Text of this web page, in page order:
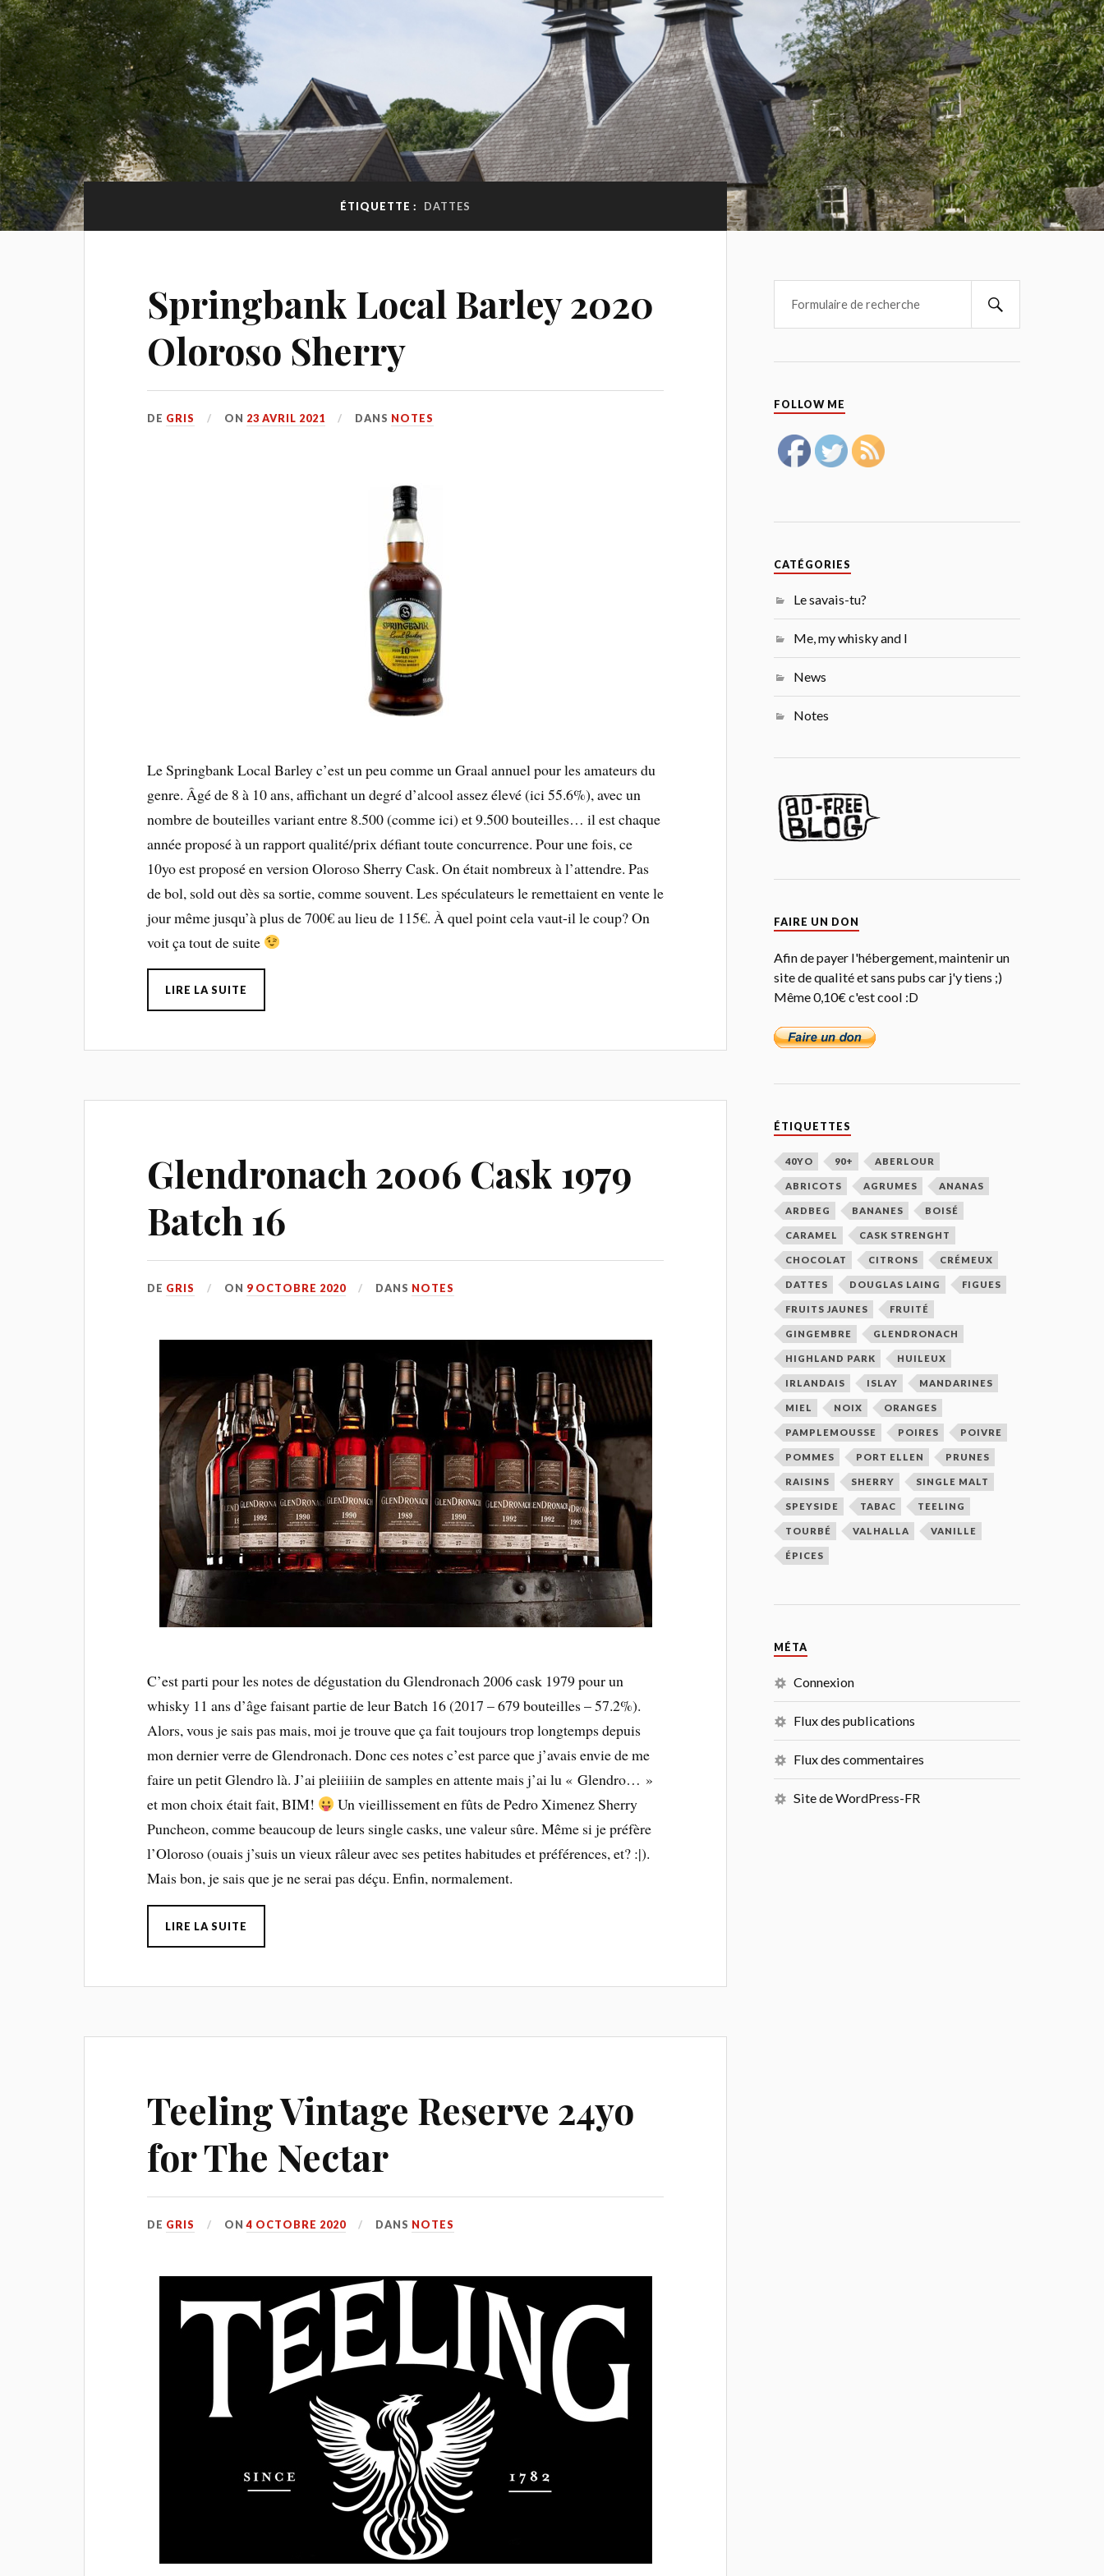
ÉTIQUETTE : DATTES
Springbank Local Barley 2020
Oloroso Sherry
DE GRIS ON 23 AVRIL 2021 DANS NOTES
Le Springbank Local Barley c’est un peu comme un Graal annuel pour les amateurs du
genre. Âgé de 8 à 10 ans, affichant un degré d’alcool assez élevé (ici 55.6%), avec un
nombre de bouteilles variant entre 8.500 (comme ici) et 9.500 bouteilles… il est chaque
année proposé à un rapport qualité/prix défiant toute concurrence. Pour une fois, ce
10yo est proposé en version Oloroso Sherry Cask. On était nombreux à l’attendre. Pas
de bol, sold out dès sa sortie, comme souvent. Les spéculateurs le remettaient en vente le
jour même jusqu’à plus de 700€ au lieu de 115€. À quel point cela vaut-il le coup? On
voit ça tout de suite
LIRE LA SUITE
Glendronach 2006 Cask 1979
Batch 16
DE GRIS ON 9 OCTOBRE 2020 DANS NOTES
C’est parti pour les notes de dégustation du Glendronach 2006 cask 1979 pour un
whisky 11 ans d’âge faisant partie de leur Batch 16 (2017 – 679 bouteilles – 57.2%).
Alors, vous je sais pas mais, moi je trouve que ça fait toujours trop longtemps depuis
mon dernier verre de Glendronach. Donc ces notes c’est parce que j’avais envie de me
faire un petit Glendro là. J’ai pleiiiiin de samples en attente mais j’ai lu « Glendro… »
et mon choix était fait, BIM!
Un vieillissement en fûts de Pedro Ximenez Sherry
Puncheon, comme beaucoup de leurs single casks, une valeur sûre. Même si je préfère
l’Oloroso (ouais j’suis un vieux râleur avec ses petites habitudes et préférences, et? :|).
Mais bon, je sais que je ne serai pas déçu. Enfin, normalement.
LIRE LA SUITE
Teeling Vintage Reserve 24yo
for The Nectar
DE GRIS ON4 OCTOBRE 2020 DANS NOTES
FOLLOW ME
CATÉGORIES
Le savais-tu?
Me, my whisky and I
News
Notes
FAIRE UN DON
Afin de payer l'hébergement, maintenir un
site de qualité et sans pubs car j'y tiens ;)
Même 0,10€ c'est cool :D
ÉTIQUETTES
40YO 90+ ABERLOUR
ABRICOTS AGRUMES ANANAS
ARDBEG BANANES BOISÉ
CARAMEL CASK STRENGHT
CHOCOLAT CITRONS CRÉMEUX
DATTES DOUGLAS LAING FIGUES
FRUITS JAUNES FRUITÉ
GINGEMBRE GLENDRONACH
HIGHLAND PARK HUILEUX
IRLANDAIS ISLAY MANDARINES
MIEL NOIX ORANGES
PAMPLEMOUSSE POIRES POIVRE
POMMES PORT ELLEN PRUNES
RAISINS SHERRY SINGLE MALT
SPEYSIDE TABAC TEELING
TOURBÉ VALHALLA VANILLE
ÉPICES
MÉTA
Connexion
Flux des publications
Flux des commentaires
Site de WordPress-FR